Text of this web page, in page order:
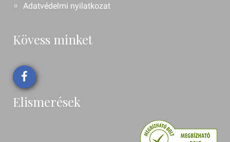
Adatvédelmi nyilatkozat
Kövess minket
Elismerések